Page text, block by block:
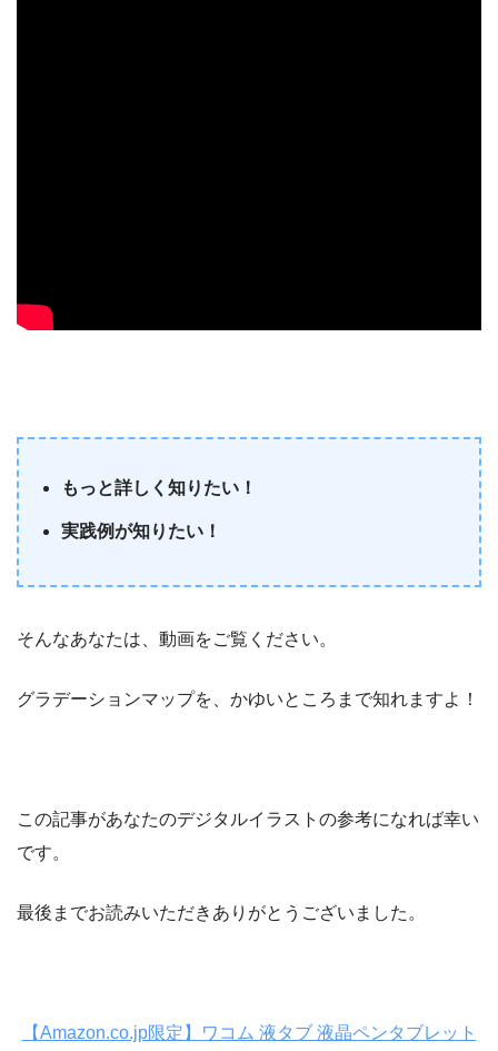
もっと詳しく知りたい！
実践例が知りたい！
そんなあなたは、動画をご覧ください。
グラデーションマップを、かゆいところまで知れますよ！
この記事があなたのデジタルイラストの参考になれば幸い
です。
最後までお読みいただきありがとうございました。
【Amazon.co.jp限定】ワコム 液タブ 液晶ペンタブレット